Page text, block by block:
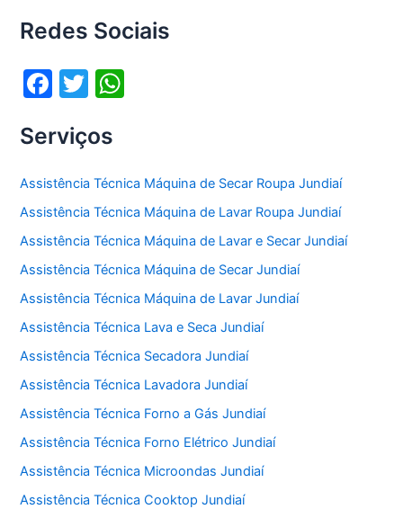
b
o
o
k
A
p
Redes Sociais
F
c
e
b
o
o
k
T
itt
er s
A
p
p
Serviços
Assistência Técnica Máquina de Secar Roupa Jundiaí
Assistência Técnica Máquina de Lavar Roupa Jundiaí
Assistência Técnica Máquina de Lavar e Secar Jundiaí
Assistência Técnica Máquina de Secar Jundiaí
Assistência Técnica Máquina de Lavar Jundiaí
Assistência Técnica Lava e Seca Jundiaí
Assistência Técnica Secadora Jundiaí
Assistência Técnica Lavadora Jundiaí
Assistência Técnica Forno a Gás Jundiaí
Assistência Técnica Forno Elétrico Jundiaí
Assistência Técnica Microondas Jundiaí
Assistência Técnica Cooktop Jundiaí